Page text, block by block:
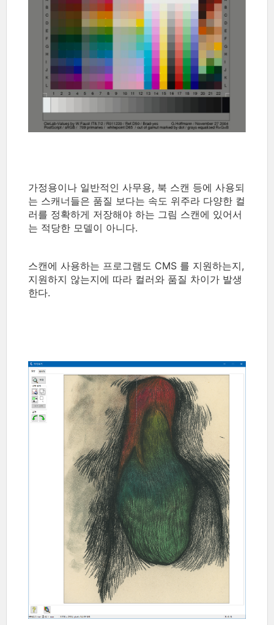
가정용이나 일반적인 사무용, 북 스캔 등에 사용되
는 스캐너들은 품질 보다는 속도 위주라 다양한 컬
러를 정확하게 저장해야 하는 그림 스캔에 있어서
는 적당한 모델이 아니다.
스캔에 사용하는 프로그램도 CMS 를 지원하는지,
지원하지 않는지에 따라 컬러와 품질 차이가 발생
한다.